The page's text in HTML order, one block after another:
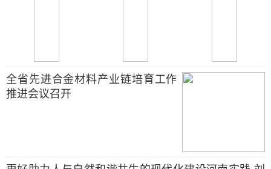
全省先进合金材料产业链培育工作
推进会议召开